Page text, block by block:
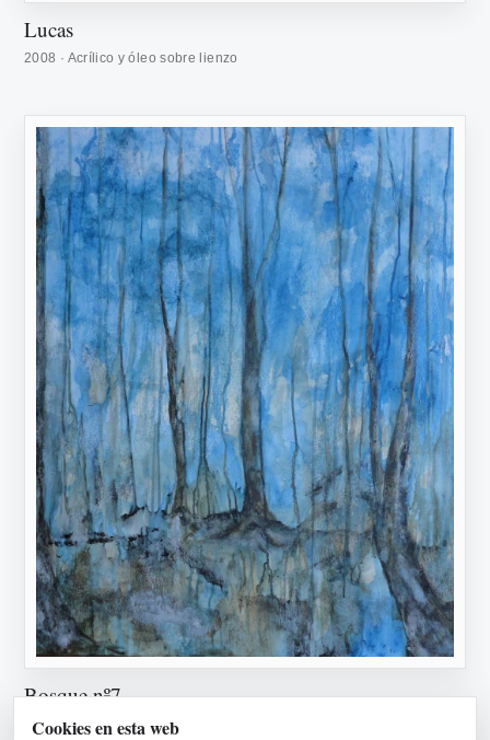
Lucas
2008 · Acrílico y óleo sobre lienzo
Bosque nº7
2015 · Acrílico/lienzo
Cookies en esta web